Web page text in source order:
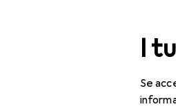
I
Se
Tutte le